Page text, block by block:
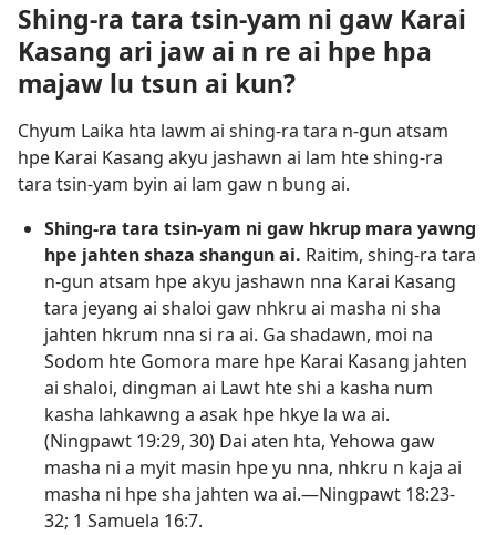
Shing-ra tara tsin-yam ni gaw Karai
Kasang ari jaw ai n re ai hpe hpa
majaw lu tsun ai kun?
Chyum Laika hta lawm ai shing-ra tara n-gun atsam
hpe Karai Kasang akyu jashawn ai lam hte shing-ra
tara tsin-yam byin ai lam gaw n bung ai.
Shing-ra tara tsin-yam ni gaw hkrup mara yawng
hpe jahten shaza shangun ai. Raitim, shing-ra tara
n-gun atsam hpe akyu jashawn nna Karai Kasang
tara jeyang ai shaloi gaw nhkru ai masha ni sha
jahten hkrum nna si ra ai. Ga shadawn, moi na
Sodom hte Gomora mare hpe Karai Kasang jahten
ai shaloi, dingman ai Lawt hte shi a kasha num
kasha lahkawng a asak hpe hkye la wa ai.
(Ningpawt 19:29, 30) Dai aten hta, Yehowa gaw
masha ni a myit masin hpe yu nna, nhkru n kaja ai
masha ni hpe sha jahten wa ai.​—Ningpawt 18:23-​
32; 1 Samuela 16:7.